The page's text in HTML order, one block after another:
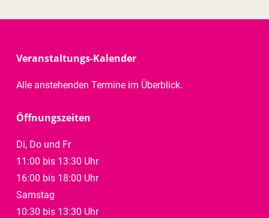
Veranstaltungs-Kalender
Alle anstehenden Termine im Überblick.
Öffnungszeiten
Di, Do und Fr
11:00 bis 13:30 Uhr
16:00 bis 18:00 Uhr
Samstag
10:30 bis 13:30 Uhr